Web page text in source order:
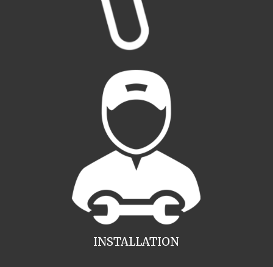
INSTALLATION